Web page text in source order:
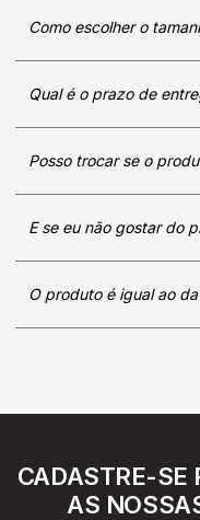
Como escolher o
Qual é o prazo de
Posso trocar se o
E se eu não gostar do
O produto é igual ao
CADASTRE-SE
AS